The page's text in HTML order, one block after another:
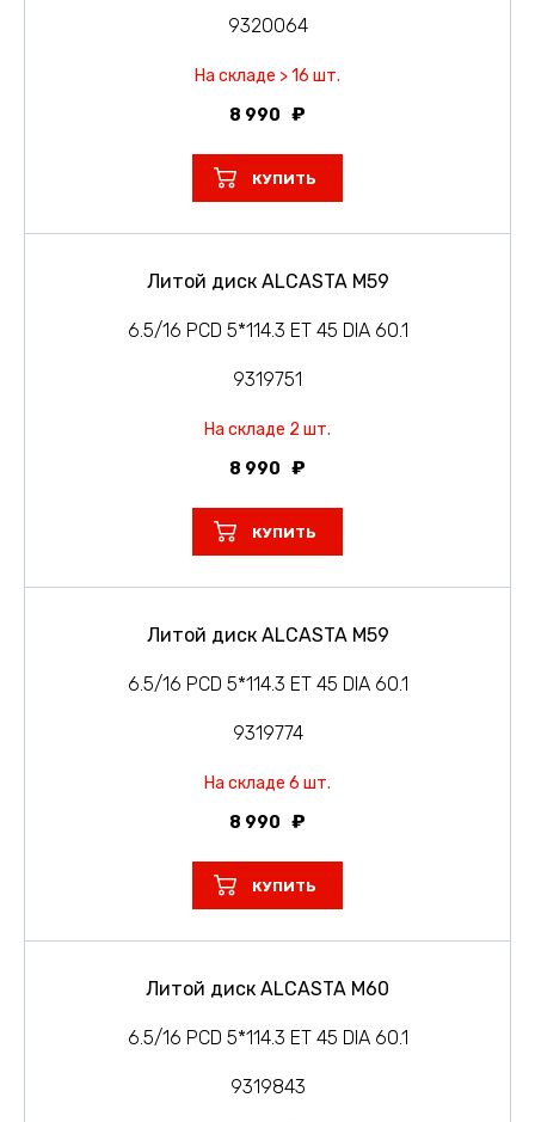
9320064
На складе > 16 шт.
8 990
КУПИТЬ
Литой диск ALCASTA M59
6.5/16 PCD 5*114.3 ET 45 DIA 60.1
9319751
На складе 2 шт.
8 990
КУПИТЬ
Литой диск ALCASTA M59
6.5/16 PCD 5*114.3 ET 45 DIA 60.1
9319774
На складе 6 шт.
8 990
КУПИТЬ
Литой диск ALCASTA M60
6.5/16 PCD 5*114.3 ET 45 DIA 60.1
9319843